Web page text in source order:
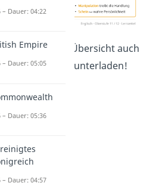
kannst dir die Übersicht auch
kostenlos herunterladen!
– Dauer: 04:22
Empire
– Dauer: 05:05
– Dauer: 05:36
– Dauer: 04:57